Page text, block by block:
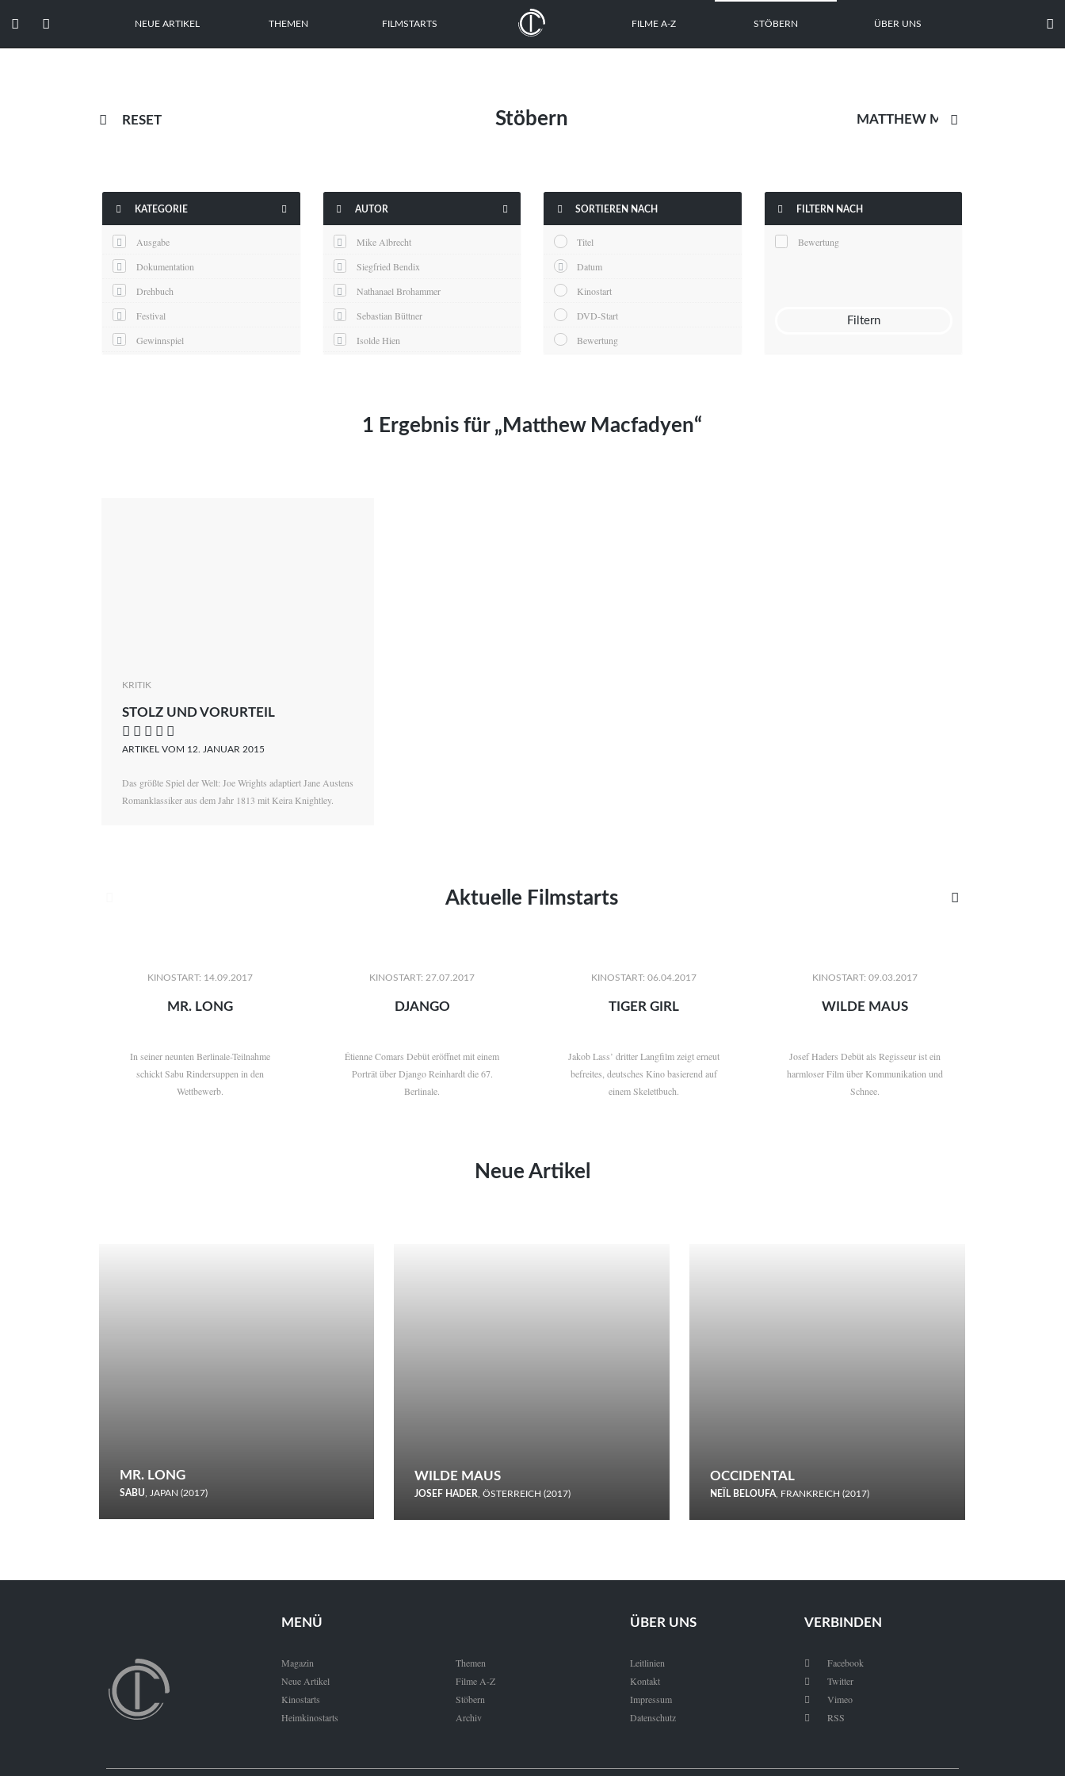
  NEUE ARTIKEL THEMEN FILMSTARTS FILME A-Z STÖBERN ÜBER UNS 
 RESET Stöbern 
 KATEGORIE 
Ausgabe
Dokumentation
Drehbuch
Festival
Gewinnspiel
 AUTOR 
Mike Albrecht
Siegfried Bendix
Nathanael Brohammer
Sebastian Büttner
Isolde Hien
Kilian Kleinbauer
Maximilian Kosing
 SORTIEREN NACH
Titel
Datum
Kinostart
DVD-Start
Bewertung
 FILTERN NACH
Bewertung
Filtern
1 Ergebnis für „Matthew Macfadyen“
KRITIK
STOLZ UND VORURTEIL
    
ARTIKEL VOM 12. JANUAR 2015
Das größte Spiel der Welt: Joe Wrights adaptiert Jane Austens
Romanklassiker aus dem Jahr 1813 mit Keira Knightley.
Aktuelle Filmstarts 
KINOSTART: 14.09.2017
MR. LONG
In seiner neunten Berlinale-Teilnahme
schickt Sabu Rindersuppen in den
Wettbewerb.
KINOSTART: 27.07.2017
DJANGO
Étienne Comars Debüt eröffnet mit einem
Porträt über Django Reinhardt die 67.
Berlinale.
KINOSTART: 06.04.2017
TIGER GIRL
Jakob Lass’ dritter Langfilm zeigt erneut
befreites, deutsches Kino basierend auf
einem Skelettbuch.
KINOSTART: 09.03.2017
WILDE MAUS
Josef Haders Debüt als Regisseur ist ein
harmloser Film über Kommunikation und
Schnee.
Neue Artikel
MR. LONG
SABU, JAPAN (2017)
den Wettbewerb.
WILDE MAUS
JOSEF HADER, ÖSTERREICH (2017)
Schnee.
OCCIDENTAL
NEÏL BELOUFA, FRANKREICH (2017)
MENÜ
Magazin
Neue Artikel
Kinostarts
Heimkinostarts
Themen
Filme A-Z
Stöbern
Archiv
ÜBER UNS
Leitlinien
Kontakt
Impressum
Datenschutz
VERBINDEN
 Facebook
 Twitter
 Vimeo
 RSS